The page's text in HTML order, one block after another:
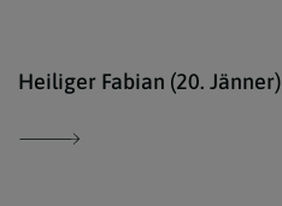
Heiliger Fabian (20. Jänner)